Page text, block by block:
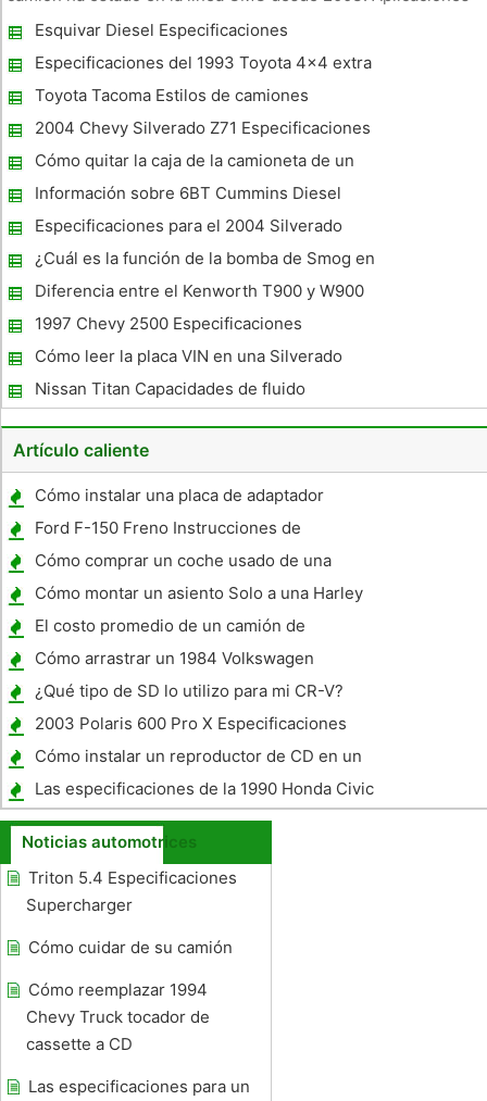
, mientras que la camioneta de doble tracción disponible
incluye un e
Esquivar Diesel Especificaciones
Especificaciones del 1993 Toyota 4x4 extra
Cab
Toyota Tacoma Estilos de camiones
2004 Chevy Silverado Z71 Especificaciones
Cómo quitar la caja de la camioneta de un
Ford F-350
Información sobre 6BT Cummins Diesel
Especificaciones para el 2004 Silverado
¿Cuál es la función de la bomba de Smog en
un camión ?
Diferencia entre el Kenworth T900 y W900
1997 Chevy 2500 Especificaciones
Camiones
Cómo leer la placa VIN en una Silverado
2000
Nissan Titan Capacidades de fluido
Artículo caliente
Cómo instalar una placa de adaptador
personalizado para un turbocompresor
Ford F-150 Freno Instrucciones de
eliminación del rotor
Cómo comprar un coche usado de una
persona
Cómo montar un asiento Solo a una Harley
FLH 1976
El costo promedio de un camión de
mudanzas U-Haul
Cómo arrastrar un 1984 Volkswagen
Vanagon
¿Qué tipo de SD lo utilizo para mi CR-V?
2003 Polaris 600 Pro X Especificaciones
Cómo instalar un reproductor de CD en un
Nissan Pathfinder 1995
Las especificaciones de la 1990 Honda Civic
DX
Noticias automotrices
Triton 5.4 Especificaciones
Supercharger
Cómo cuidar de su camión
Cómo reemplazar 1994
Chevy Truck tocador de
cassette a CD
Las especificaciones para un